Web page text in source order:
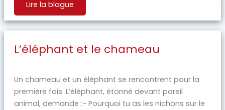
Lire la blague
L’éléphant et le chameau
Un chameau et un éléphant se rencontrent pour la
première fois. L’éléphant, étonné devant pareil
animal, demande :- Pourquoi tu as les nichons sur le